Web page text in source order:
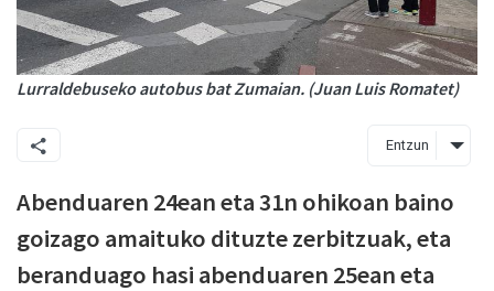
Lurraldebuseko autobus bat Zumaian. (Juan Luis Romatet)
Entzun
Abenduaren 24ean eta 31n ohikoan baino
goizago amaituko dituzte zerbitzuak, eta
beranduago hasi abenduaren 25ean eta